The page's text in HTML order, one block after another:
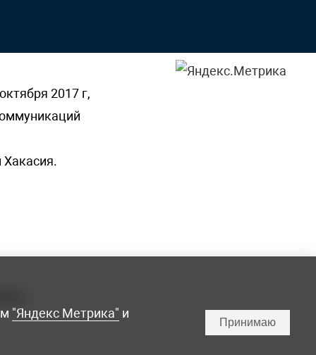
2017 г,
Хакасия.
"Яндекс Метрика" и
Принимаю